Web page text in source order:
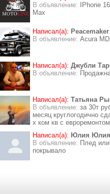
В объявление:
IPhone
Max
Написал(а): Peacemaker
В объявление: Acura
Написал(а): Джубли
В объявление:
Написал(а): Татьяна
В объявление: за 30т
месяц круглогодично
х ком кв с евроремонтом
Написал(а): Юлия Юлия
В объявление: Плед или
покрывало